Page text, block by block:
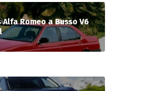
Romeo a Busso V6